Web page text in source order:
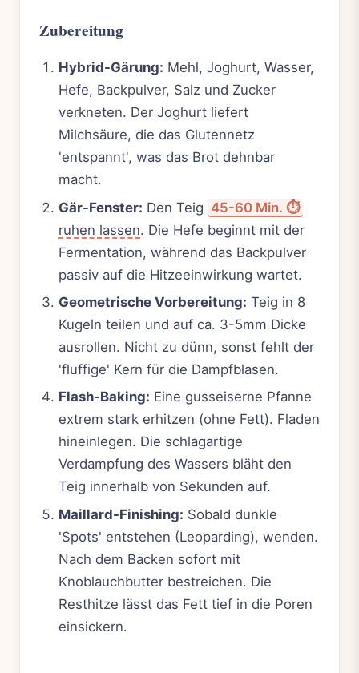
Zubereitung
Hybrid-Gärung: Mehl, Joghurt, Wasser,
Hefe, Backpulver, Salz und Zucker
verkneten. Der Joghurt liefert
Milchsäure, die das Glutennetz
'entspannt', was das Brot dehnbar
macht.
Gär-Fenster: Den Teig 45-60 Min. ⏱️
ruhen lassen. Die Hefe beginnt mit der
Fermentation, während das Backpulver
passiv auf die Hitzeeinwirkung wartet.
Geometrische Vorbereitung: Teig in 8
Kugeln teilen und auf ca. 3-5mm Dicke
ausrollen. Nicht zu dünn, sonst fehlt der
'fluffige' Kern für die Dampfblasen.
Flash-Baking: Eine gusseiserne Pfanne
extrem stark erhitzen (ohne Fett). Fladen
hineinlegen. Die schlagartige
Verdampfung des Wassers bläht den
Teig innerhalb von Sekunden auf.
Maillard-Finishing: Sobald dunkle
'Spots' entstehen (Leoparding), wenden.
Nach dem Backen sofort mit
Knoblauchbutter bestreichen. Die
Resthitze lässt das Fett tief in die Poren
einsickern.